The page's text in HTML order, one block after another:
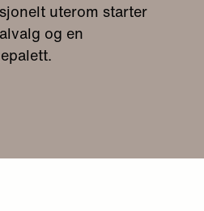
uterom starter
og en